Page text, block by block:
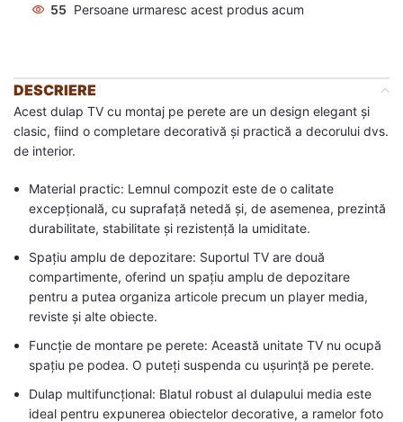
55 Persoane urmaresc acest produs acum
DESCRIERE
Acest dulap TV cu montaj pe perete are un design elegant și
clasic, fiind o completare decorativă și practică a decorului dvs.
de interior.
Material practic: Lemnul compozit este de o calitate
excepțională, cu suprafață netedă și, de asemenea, prezintă
durabilitate, stabilitate și rezistență la umiditate.
Spațiu amplu de depozitare: Suportul TV are două
compartimente, oferind un spațiu amplu de depozitare
pentru a putea organiza articole precum un player media,
reviste și alte obiecte.
Funcție de montare pe perete: Această unitate TV nu ocupă
spațiu pe podea. O puteți suspenda cu ușurință pe perete.
Dulap multifuncțional: Blatul robust al dulapului media este
ideal pentru expunerea obiectelor decorative, a ramelor foto